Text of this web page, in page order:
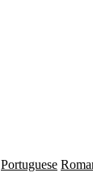
Portuguese